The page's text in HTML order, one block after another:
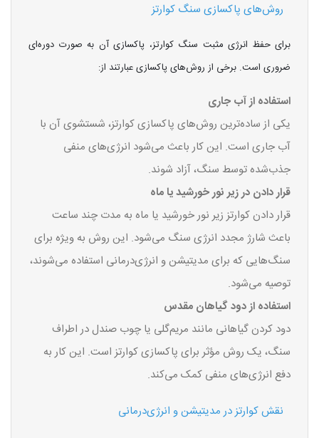
روش‌های پاکسازی سنگ کوارتز
برای حفظ انرژی مثبت سنگ کوارتز، پاکسازی آن به صورت دوره‌ای
ضروری است. برخی از روش‌های پاکسازی عبارتند از:
استفاده از آب جاری
یکی از ساده‌ترین روش‌های پاکسازی کوارتز، شستشوی آن با
آب جاری است. این کار باعث می‌شود انرژی‌های منفی
جذب‌شده توسط سنگ، آزاد شوند.
قرار دادن در زیر نور خورشید یا ماه
قرار دادن کوارتز زیر نور خورشید یا ماه به مدت چند ساعت
باعث شارژ مجدد انرژی سنگ می‌شود. این روش به ویژه برای
سنگ‌هایی که برای مدیتیشن و انرژی‌درمانی استفاده می‌شوند،
توصیه می‌شود.
استفاده از دود گیاهان مقدس
دود کردن گیاهانی مانند مریم‌گلی یا چوب صندل در اطراف
سنگ، یک روش مؤثر برای پاکسازی کوارتز است. این کار به
دفع انرژی‌های منفی کمک می‌کند.
نقش کوارتز در مدیتیشن و انرژی‌درمانی